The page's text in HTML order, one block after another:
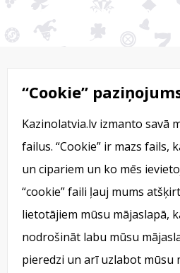
Kā mēs izmantojam cookies
“Cookie”
Kazinolatvia.lv izmanto savā
failus. “Cookie” ir mazs fails,
un cipariem un ko mēs
“cookie” faili ļauj mums
lietotājiem mūsu mājaslapā,
nodrošināt labu mūsu
pieredzi un arī uzlabot mūsu